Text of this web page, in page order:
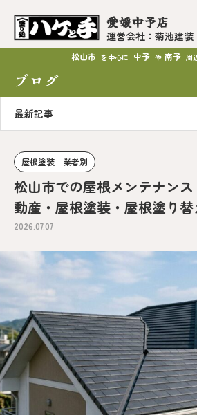
愛媛中予店
運営会社：菊池建装
松山市 を中心に 中予 や 南予 周
ブログ
最新記事
屋根塗装 業者別
松山市での屋根メンテナン
動産・屋根塗装・屋根塗り
2026.07.07